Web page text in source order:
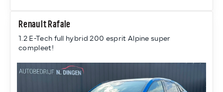
Renault Rafale
1.2 E-Tech full hybrid 200 esprit Alpine super
compleet!